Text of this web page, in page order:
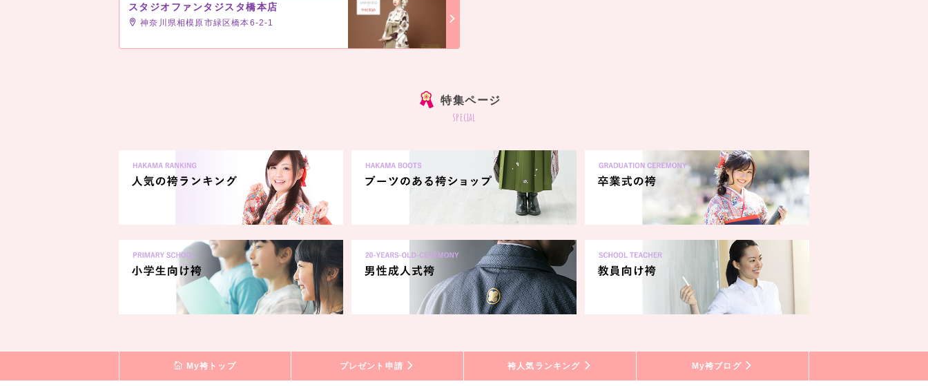
スタジオファンタジスタ橋本店
神奈川県相模原市緑区橋本6-2-1
特集ページ
special
My袴トップ プレゼント申請 袴人気ランキング My袴ブログ